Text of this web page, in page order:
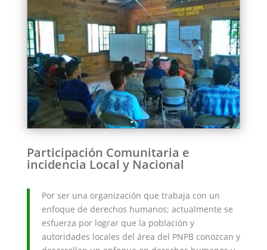
Participación Comunitaria e
incidencia Local y Nacional
Por ser una organización que trabaja con un
enfoque de derechos humanos; actualmente se
esfuerza por lograr que la población y
autoridades locales del área del PNPB conozcan y